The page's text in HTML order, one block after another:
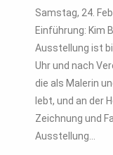
Samstag, 24.
Einführung: Kim
Ausstellung ist
Uhr und nach
die als Malerin
lebt, und an der
Zeichnung und
Ausstellung…